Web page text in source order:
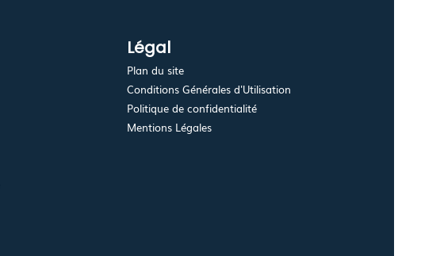
Légal
Plan du site
Conditions Générales d'Utilisation
Politique de confidentialité
Mentions Légales